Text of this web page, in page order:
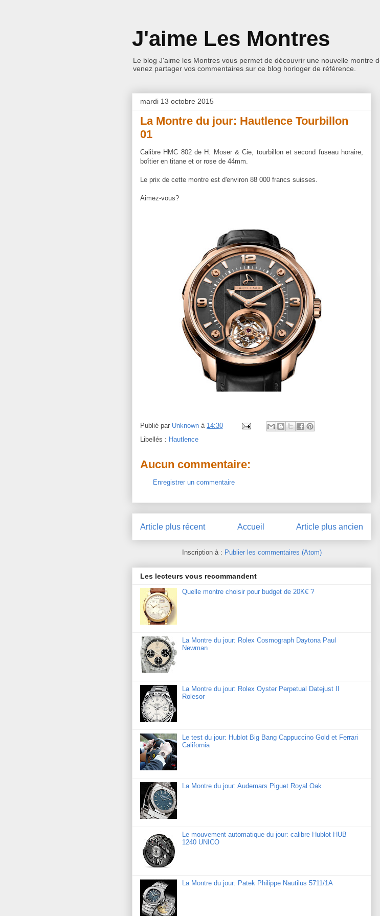
J'aime Les Montres
Le blog J'aime les Montres vous permet de découvrir une nouvelle montre
venez partager vos commentaires sur ce blog horloger de référence.
mardi 13 octobre 2015
La Montre du jour: Hautlence Tourbillon
01
Calibre HMC 802 de H. Moser & Cie, tourbillon et second fuseau horaire,
boîtier en titane et or rose de 44mm.
Le prix de cette montre est d'environ 88 000 francs suisses.
Aimez-vous?
Publié par Unknown à 14:30
Libellés : Hautlence
Aucun commentaire:
Enregistrer un commentaire
Article plus récent Article plus ancien
Accueil
Inscription à : Publier les commentaires (Atom)
Les lecteurs vous recommandent
Quelle montre choisir pour budget de 20K€ ?
La Montre du jour: Rolex Cosmograph Daytona Paul
Newman
La Montre du jour: Rolex Oyster Perpetual Datejust II
Rolesor
Le test du jour: Hublot Big Bang Cappuccino Gold et Ferrari
California
La Montre du jour: Audemars Piguet Royal Oak
Le mouvement automatique du jour: calibre Hublot HUB
1240 UNICO
La Montre du jour: Patek Philippe Nautilus 5711/1A